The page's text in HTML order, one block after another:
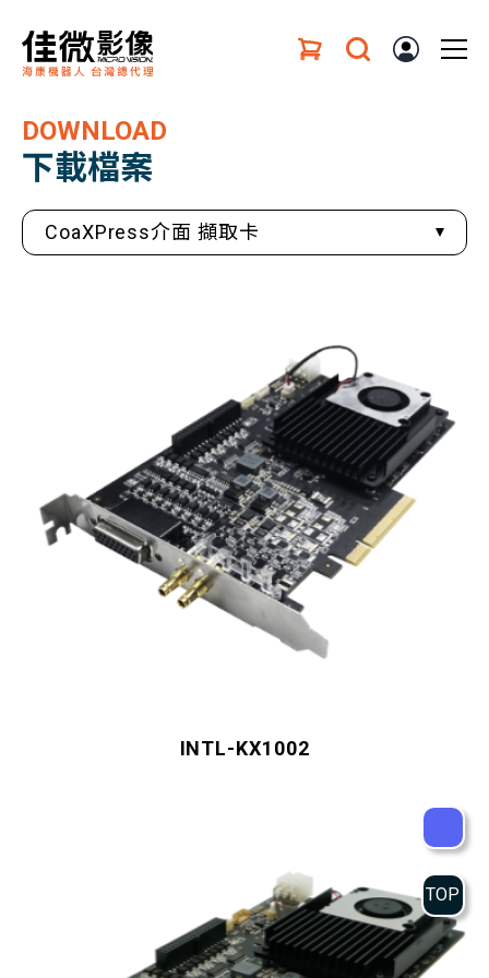
DOWNLOAD
下載檔案
CoaXPress介面 擷取卡
INTL-KX1002
TOP